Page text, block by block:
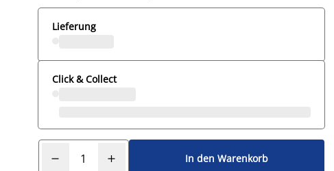
Lieferung
Click & Collect
In den Warenkorb